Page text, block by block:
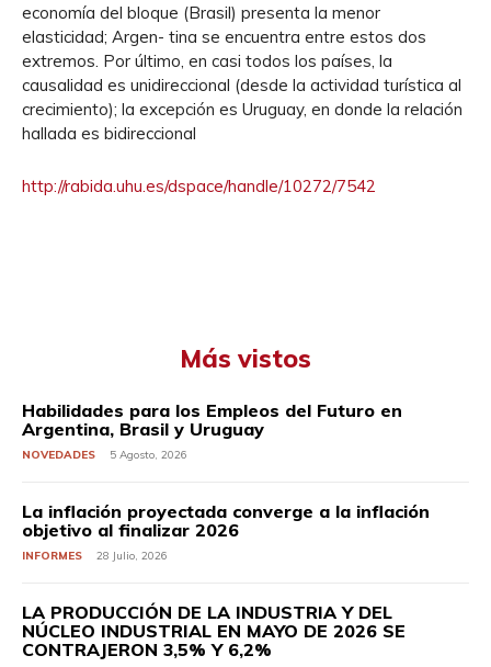
economía del bloque (Brasil) presenta la menor
elasticidad; Argen- tina se encuentra entre estos dos
extremos. Por último, en casi todos los países, la
causalidad es unidireccional (desde la actividad turística al
crecimiento); la excepción es Uruguay, en donde la relación
hallada es bidireccional
http://rabida.uhu.es/dspace/handle/10272/7542
Más vistos
Habilidades para los Empleos del Futuro en
Argentina, Brasil y Uruguay
NOVEDADES 5 Agosto, 2026
La inflación proyectada converge a la inflación
objetivo al finalizar 2026
INFORMES 28 Julio, 2026
LA PRODUCCIÓN DE LA INDUSTRIA Y DEL
NÚCLEO INDUSTRIAL EN MAYO DE 2026 SE
CONTRAJERON 3,5% Y 6,2%